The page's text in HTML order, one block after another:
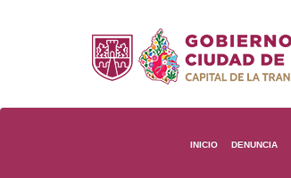
INICIO DENUNCIA